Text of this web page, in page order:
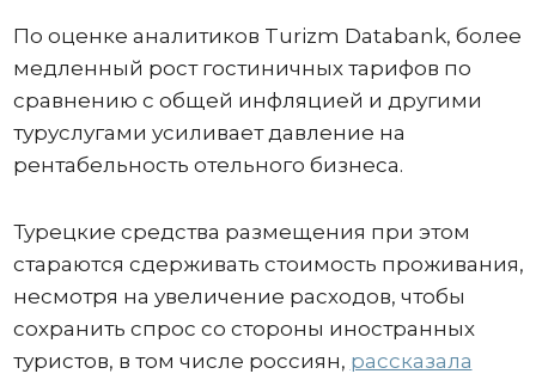
По оценке аналитиков Turizm Databank, более
медленный рост гостиничных тарифов по
сравнению с общей инфляцией и другими
туруслугами усиливает давление на
рентабельность отельного бизнеса.
Турецкие средства размещения при этом
стараются сдерживать стоимость проживания,
несмотря на увеличение расходов, чтобы
сохранить спрос со стороны иностранных
туристов, в том числе россиян, рассказала